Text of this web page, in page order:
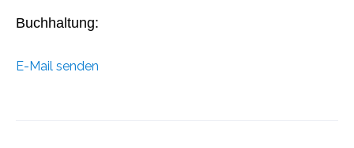
Buchhaltung:
E-Mail senden